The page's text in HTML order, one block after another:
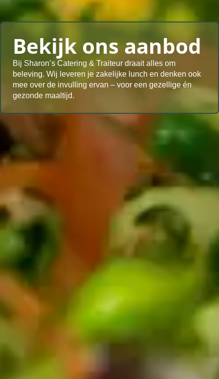
Bekijk ons aanbod
Bij Sharon’s Catering & Traiteur draait alles om
beleving. Wij leveren je zakelijke lunch en denken ook
mee over de invulling ervan – voor een gezellige én
gezonde maaltijd.